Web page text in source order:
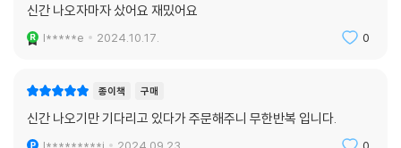
신간 나오자마자 샀어요 재밌어요
l*****e 2024.10.17. 0
종이책 구매
신간 나오기만 기다리고 있다가 주문해주니 무한반복 입니다.
l*********i 2024.09.23. 0